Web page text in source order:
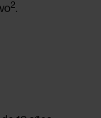
2.